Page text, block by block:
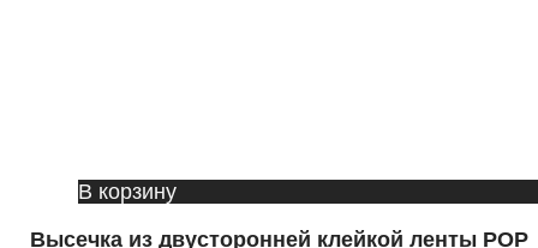
В корзину
Высечка из двусторонней клейкой ленты POP